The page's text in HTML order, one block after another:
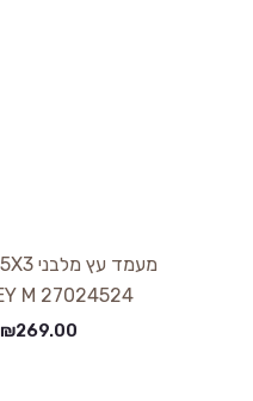
27024524 MEDLEY M
₪269.00